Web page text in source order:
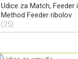
Udice za Match, Feeder i
Method Feeder ribolov
(25)